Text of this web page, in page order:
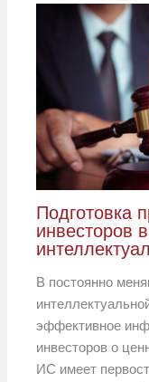
Подготовка
инвесторов
В постоянно
эффективное
инвесторов о
ИС имеет